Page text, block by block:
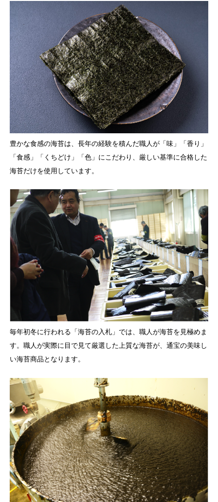
豊かな食感の海苔は、長年の経験を積んだ職人が「味」「香り」
「食感」「くちどけ」「色」にこだわり、厳しい基準に合格した
海苔だけを使用しています。
毎年初冬に行われる「海苔の入札」では、職人が海苔を見極めま
す。職人が実際に目で見て厳選した上質な海苔が、通宝の美味し
い海苔商品となります。